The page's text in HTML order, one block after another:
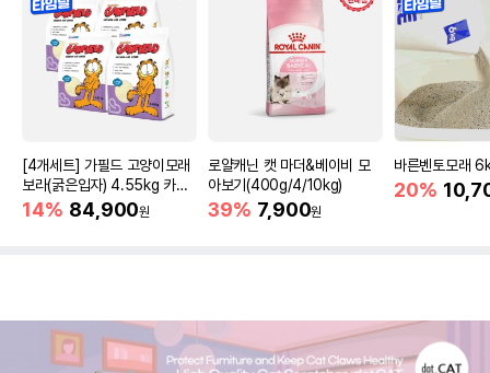
[4개세트] 가필드 고양이모래
보라(굵은입자) 4.55kg 카사
바모래
14% 84,900원
로얄캐닌 캣 마더&베이비 모
아보기(400g/4/10kg)
39% 7,900원
바른벤토모래
20%